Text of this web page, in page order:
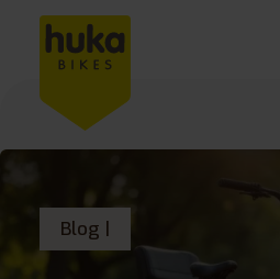
Blog |